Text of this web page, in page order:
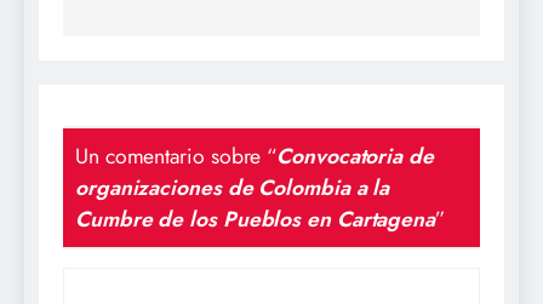
Un comentario sobre “Convocatoria de
organizaciones de Colombia a la
Cumbre de los Pueblos en Cartagena”